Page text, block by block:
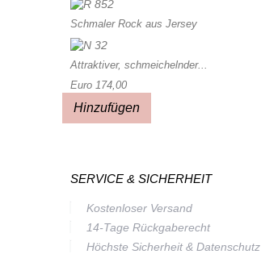
Schmaler Rock aus Jersey
Attraktiver, schmeichelnder...
Euro 174,00
Hinzufügen
SERVICE & SICHERHEIT
Kostenloser Versand
14-Tage Rückgaberecht
Höchste Sicherheit & Datenschutz